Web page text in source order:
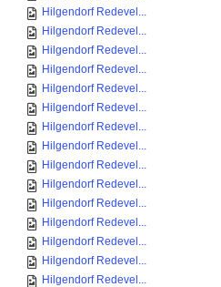
Hilgendorf Redevel...
Hilgendorf Redevel...
Hilgendorf Redevel...
Hilgendorf Redevel...
Hilgendorf Redevel...
Hilgendorf Redevel...
Hilgendorf Redevel...
Hilgendorf Redevel...
Hilgendorf Redevel...
Hilgendorf Redevel...
Hilgendorf Redevel...
Hilgendorf Redevel...
Hilgendorf Redevel...
Hilgendorf Redevel...
Hilgendorf Redevel...